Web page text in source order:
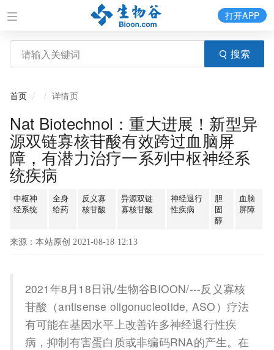
搜索
打开APP
首页 详情页
Nat Biotechnol：重大进展！新型异
源双链寡核苷酸有效跨过血脑屏
障，有潜力治疗一系列中枢神经系
统疾病
中枢神
经系统
全身
给药
反义寡
核苷酸
异源双链
寡核苷酸
神经退行
性疾病
胆
固
醇
血脑
屏障
来源：本站原创 2021-08-18 12:13
2021年8月18日讯/生物谷BIOON/---反义寡核
苷酸（antisense oligonucleotide, ASO）疗法
有可能在基因水平上改善许多神经退行性疾
病，抑制有害蛋白质或非编码RNA的产生。在